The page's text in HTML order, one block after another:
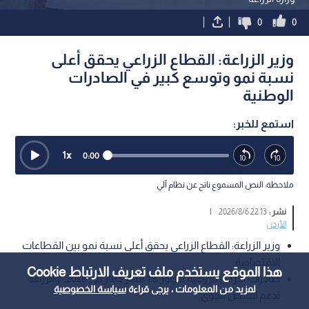
هذا الموقع يستخدم ملف تعريف الارتباط Cookie
لمزيد من المعلومات ، يرجى قراءةسياسة الخصوصية
0
0
وزير الزراعة: القطاع الزراعي يحقق أعلى
نسبة نمو وتوسع كبير في الصادرات
الوطنية
استمع للخبر:
0:00
1x
ملاحظة: النص المسموع ناتج عن نظام آلي
نشر :22:13 2026/8/6
الأردن
وزير الزراعة: القطاع الزراعي يحقق أعلى نسبة نمو بين القطاعات
صادرات الأردن الزراعية تتجاوز 1.8 مليار دينار في 2026.. والزراعة
تدعم الشحن الجوي